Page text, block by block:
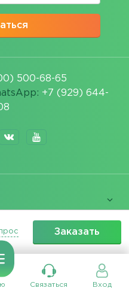
Связаться Вход
Заказать
500-68-65
+7 (929) 644-